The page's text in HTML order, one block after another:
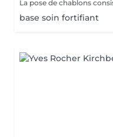
base soin fortifiant